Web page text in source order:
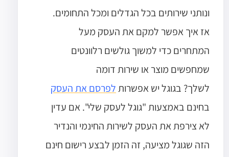
ונותני שירותים בכל הגדלים ומכל התחומים.
אז איך אפשר למקם את העסק מעל
המתחרים כדי למשוך גולשים רלוונטים
שמחפשים מוצר או שירות דומה
לשלך? בגוגל יש אפשרותלפרסם את העסק
בחינם באמצעות "גוגל לעסק שלי". אם עדין
לא צירפת את העסק לשירות החינמי והנדיר
הזה שגוגל מציעה, זה הזמן לבצע רישום חינם